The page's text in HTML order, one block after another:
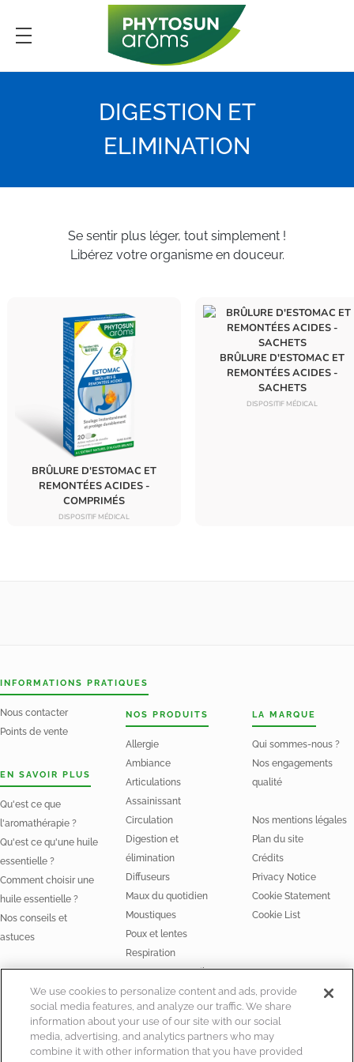
PHYTOSUN arôms
Le pouvoir des plantes enrichi par la science
DIGESTION ET
ELIMINATION
Se sentir plus léger, tout simplement !
Libérez votre organisme en douceur.
BRÛLURE D'ESTOMAC ET
REMONTÉES ACIDES -
COMPRIMÉS
DISPOSITIF MÉDICAL
BRÛLURE D'ESTOMAC ET
REMONTÉES ACIDES -
SACHETS
DISPOSITIF MÉDICAL
INFORMATIONS PRATIQUES
Nous contacter
Points de vente
EN SAVOIR PLUS
Qu'est ce que
l'aromathérapie ?
Qu'est ce qu'une huile
essentielle ?
Comment choisir une
huile essentielle ?
Nos conseils et
astuces
Huiles essentielles
NOS PRODUITS
Allergie
Ambiance
Articulations
Assainissant
Circulation
Digestion et
élimination
Diffuseurs
Maux du quotidien
Moustiques
Poux et lentes
Respiration
Stress et Sommeil
LA MARQUE
Qui sommes-nous ?
Nos engagements
qualité
Nos mentions légales
Plan du site
Crédits
Privacy Notice
Cookie Statement
Cookie List
We use cookies to personalize content and ads, provide
social media features, and analyze our traffic. We share
information about your use of our site with our social
media, advertising, and analytics partners who may
combine it with other information that you have provided